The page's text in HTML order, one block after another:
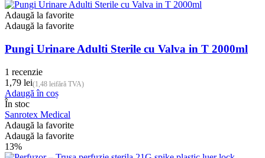
Adaugă la favorite
Adaugă la favorite
Pungi Urinare Adulti Sterile cu Valva in T 2000ml
1 recenzie
1,79 lei(1,48 leifără TVA)
Adaugă în coș
În stoc
Sanrotex Medical
Adaugă la favorite
Adaugă la favorite
13%